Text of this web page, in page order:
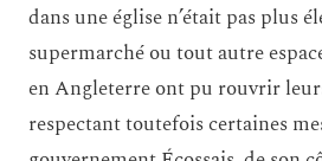
dans une église n’était pas plus
supermarché ou tout autre
en Angleterre ont pu rouvrir
respectant toutefois certaines